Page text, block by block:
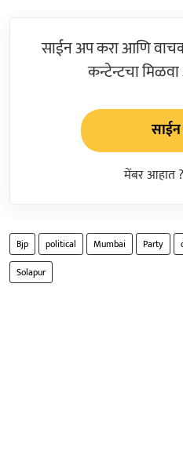
साईन अप करा आणि
कन्टेन्टचा
मेंबर आहात
Bjp political Mumbai Party
Solapur